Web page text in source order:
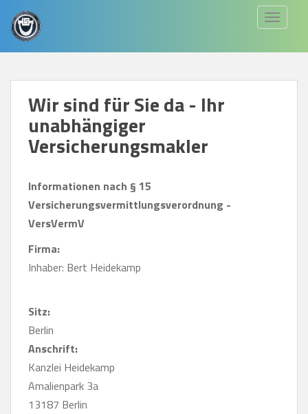
Wir sind für Sie da - Ihr
unabhängiger
Versicherungsmakler
Informationen nach § 15
Versicherungsvermittlungsverordnung -
VersVermV
Firma:
Inhaber: Bert Heidekamp
Sitz:
Berlin
Anschrift:
Kanzlei Heidekamp
Amalienpark 3a
13187 Berlin